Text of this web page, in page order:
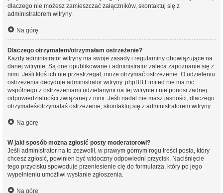
dlaczego nie możesz zamieszczać załączników, skontaktuj się z
administratorem witryny.
Na górę
Dlaczego otrzymałem/otrzymałam ostrzeżenie?
Każdy administrator witryny ma swoje zasady i regulaminy obowiązujące na
danej witrynie. Są one opublikowane i administrator zaleca zapoznanie się z
nimi. Jeśli ktoś ich nie przestrzegał, może otrzymać ostrzeżenie. O udzieleniu
ostrzeżenia decyduje administrator witryny. phpBB Limited nie ma nic
wspólnego z ostrzeżeniami udzielanymi na tej witrynie i nie ponosi żadnej
odpowiedzialności związanej z nimi. Jeśli nadal nie masz jasności, dlaczego
otrzymałeś/otrzymałaś ostrzeżenie, skontaktuj się z administratorem witryny.
Na górę
W jaki sposób można zgłosić posty moderatorowi?
Jeśli administrator na to zezwolił, w prawym górnym rogu treści posta, który
chcesz zgłosić, powinien być widoczny odpowiedni przycisk. Naciśnięcie
tego przycisku spowoduje przeniesienie cię do formularza, który po jego
wypełnieniu umożliwi wysłanie zgłoszenia.
Na górę